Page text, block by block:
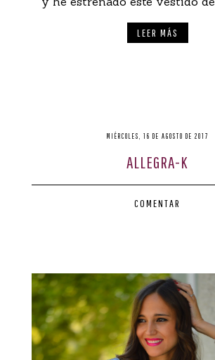
LEER MÁS
MIÉRCOLES, 16 DE AGOSTO DE 2017
ALLEGRA-K
COMENTAR